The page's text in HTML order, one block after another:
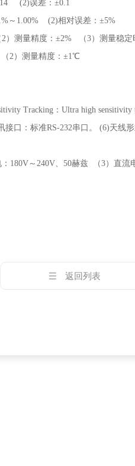
14 (2)误差：±0.1
～1.00% (2)相对误差：±5%
测量精度：±2% （3）测量稳定
2）测量精度：±1℃
Tracking：Ultra high sensitivity
口：标准RS-232串口。 (6)天线
180V～240V、50赫兹 （3）直
返回列表